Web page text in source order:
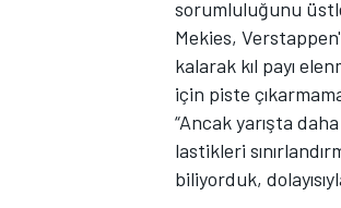
sorumluluğunu
Mekies,
kalarak kıl payı
için piste
“Ancak yarışta
lastikleri
biliyorduk,